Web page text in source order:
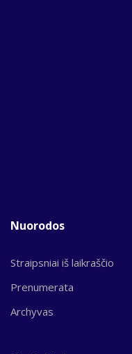
Nuorodos
Straipsniai iš laikraščio
Prenumerata
Archyvas